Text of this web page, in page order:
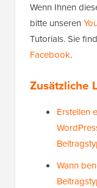
verwandte
Tricks und -
Wenn Ihnen
Tutorials. Sie
Facebook.
Zusätzliche
Erstellen